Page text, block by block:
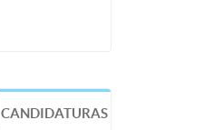
CANDIDATURAS